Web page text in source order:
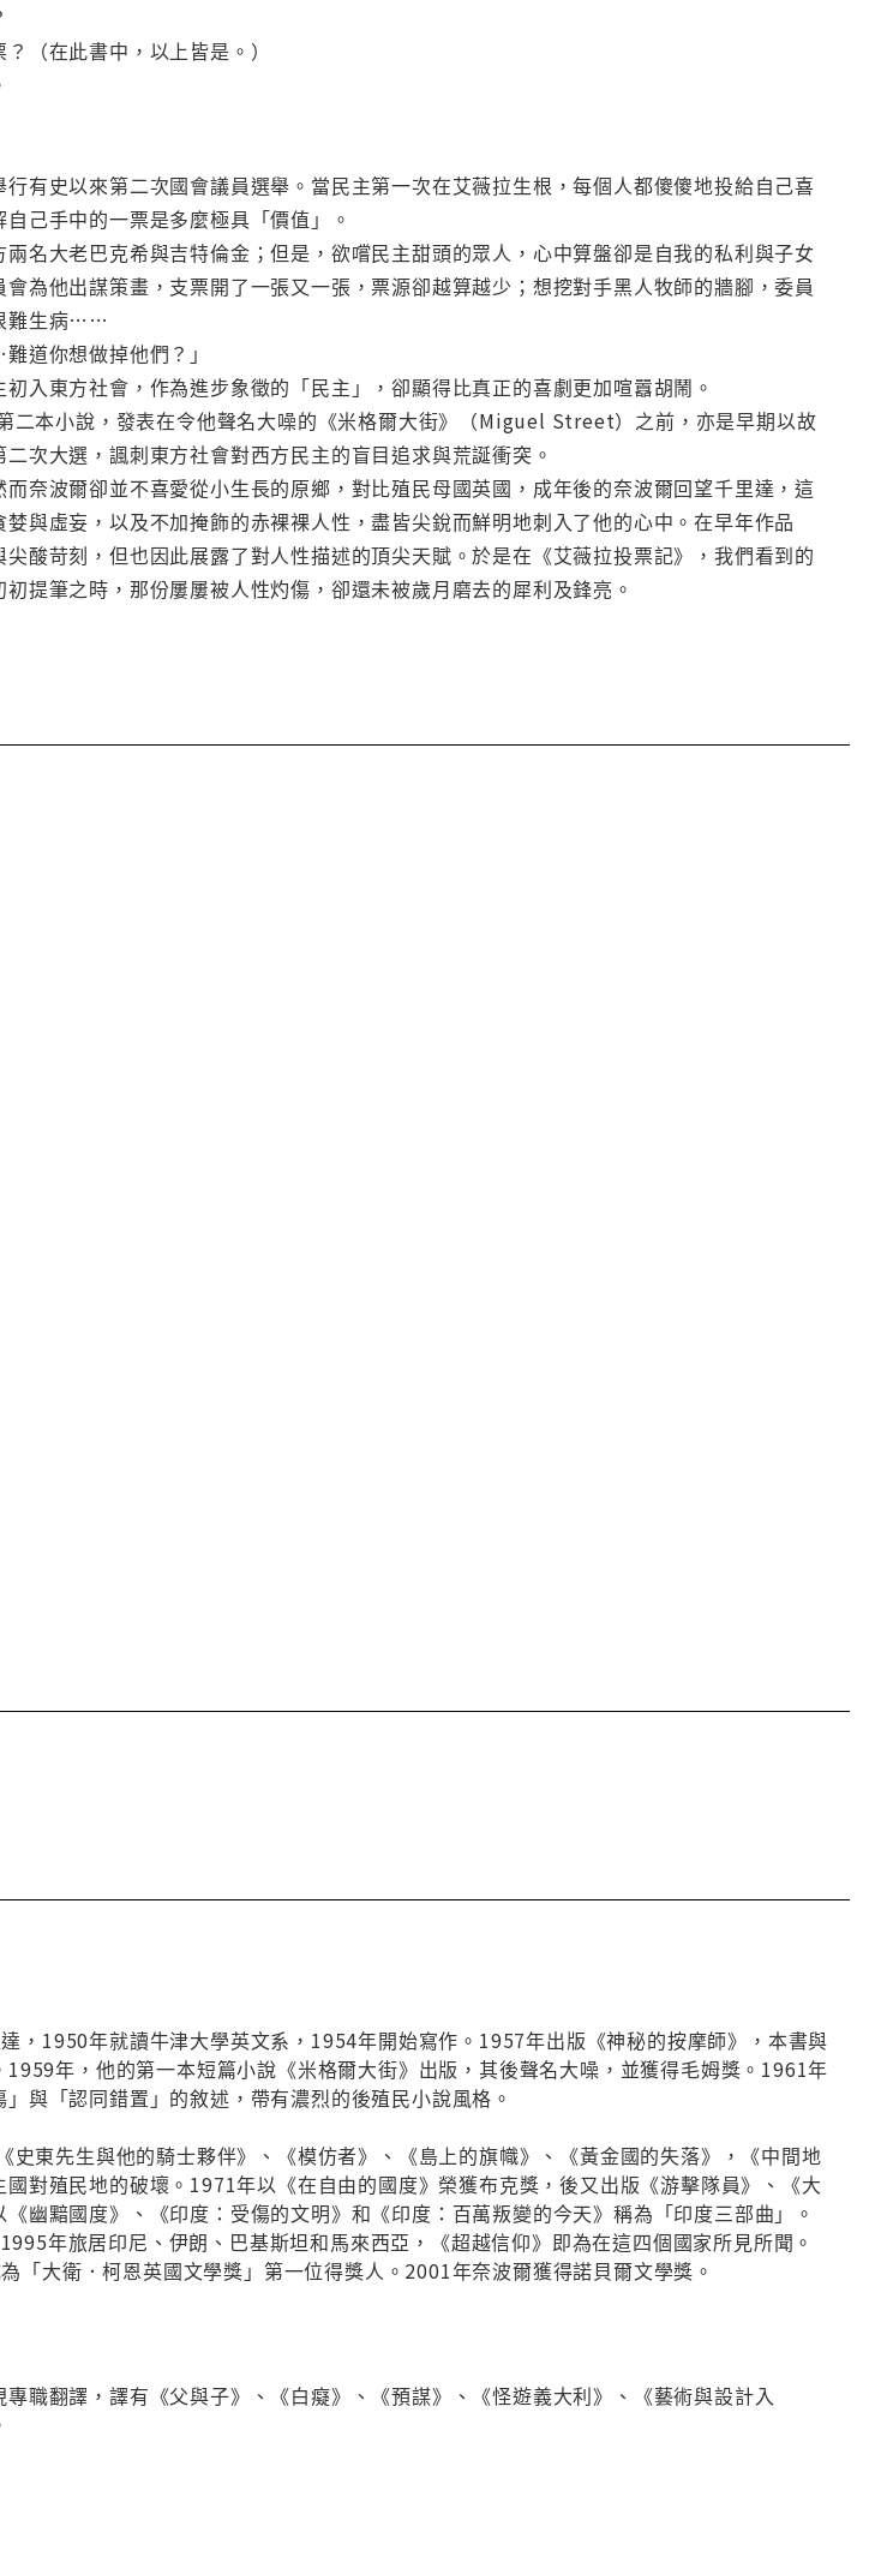
（在此書中，以上皆是。）
有史以來第二次國會議員選舉。當民主第一次在艾薇拉生根，每個人都傻傻地投給自己喜
己手中的一票是多麼極具「價值」。
名大老巴克希與吉特倫金；但是，欲嚐民主甜頭的眾人，心中算盤卻是自我的私利與子女
為他出謀策畫，支票開了一張又一張，票源卻越算越少；想挖對手黑人牧師的牆腳，委員
難生病……
道你想做掉他們？」
入東方社會，作為進步象徵的「民主」，卻顯得比真正的喜劇更加喧囂胡鬧。
二本小說，發表在令他聲名大噪的《米格爾大街》（Miguel Street）之前，亦是早期以故
次大選，諷刺東方社會對西方民主的盲目追求與荒誕衝突。
奈波爾卻並不喜愛從小生長的原鄉，對比殖民母國英國，成年後的奈波爾回望千里達，這
與虛妄，以及不加掩飾的赤裸裸人性，盡皆尖銳而鮮明地刺入了他的心中。在早年作品
酸苛刻，但也因此展露了對人性描述的頂尖天賦。於是在《艾薇拉投票記》，我們看到的
提筆之時，那份屢屢被人性灼傷，卻還未被歲月磨去的犀利及鋒亮。
，1950年就讀牛津大學英文系，1954年開始寫作。1957年出版《神秘的按摩師》，本書與
1959年，他的第一本短篇小說《米格爾大街》出版，其後聲名大噪，並獲得毛姆獎。1961年
與「認同錯置」的敘述，帶有濃烈的後殖民小說風格。
東先生與他的騎士夥伴》、《模仿者》、《島上的旗幟》、《黃金國的失落》，《中間地
對殖民地的破壞。1971年以《在自由的國度》榮獲布克獎，後又出版《游擊隊員》、《大
幽黯國度》、《印度：受傷的文明》和《印度：百萬叛變的今天》稱為「印度三部曲」。
年旅居印尼、伊朗、巴基斯坦和馬來西亞，《超越信仰》即為在這四個國家所見所聞。
「大衛．柯恩英國文學獎」第一位得獎人。2001年奈波爾獲得諾貝爾文學獎。
職翻譯，譯有《父與子》、《白癡》、《預謀》、《怪遊義大利》、《藝術與設計入